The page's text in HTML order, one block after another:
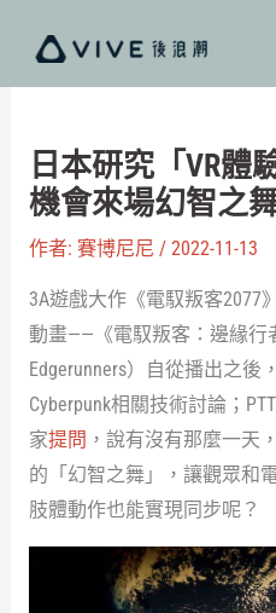
主
日本研究「VR體
機會來場幻智之
作者: 賽博尼尼 / 2022-11-13
3A遊戲大作《電馭叛客2077
動畫——《電馭叛客：邊緣行
Edgerunners）自從播出之後
Cyberpunk相關技術討論；
家提問 ，說有沒有那麼一天
的「幻智之舞」，讓觀眾和
肢體動作也能實現同步呢？